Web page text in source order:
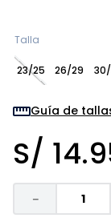
Talla
23/25 26/29
Guía de
S/ 14.
－
zapatos niña
10. disney